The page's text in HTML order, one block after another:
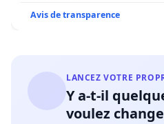
Avis de transparence
LANCEZ VOTRE
Y a-t-il
voulez